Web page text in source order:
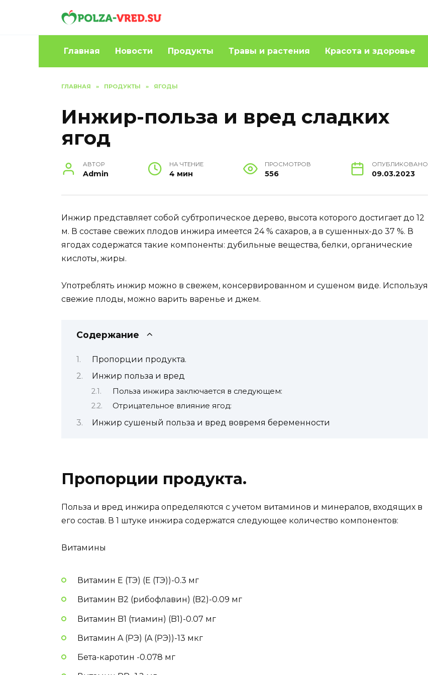
Главная Новости Продукты Травы и растения Красота и здоровье
ГЛАВНАЯ » ПРОДУКТЫ » ЯГОДЫ
Инжир-польза и вред сладких
ягод
АВТОР
Admin
НА ЧТЕНИЕ
4 мин
ПРОСМОТРОВ
556
ОПУБЛИКОВАНО
09.03.2023
Инжир представляет собой субтропическое дерево, высота которого достигает до 12
м. В составе свежих плодов инжира имеется 24 % сахаров, а в сушенных-до 37 %. В
ягодах содержатся такие компоненты: дубильные вещества, белки, органические
кислоты, жиры.
Употреблять инжир можно в свежем, консервированном и сушеном виде. Используя
свежие плоды, можно варить варенье и джем.
Содержание
Пропорции продукта.
Инжир польза и вред
Польза инжира заключается в следующем:
Отрицательное влияние ягод:
Инжир сушеный польза и вред вовремя беременности
Пропорции продукта.
Польза и вред инжира определяются с учетом витаминов и минералов, входящих в
его состав. В 1 штуке инжира содержатся следующее количество компонентов:
Витамины
Витамин E (ТЭ) (E (ТЭ))-0.3 мг
Витамин B2 (рибофлавин) (B2)-0.09 мг
Витамин B1 (тиамин) (B1)-0.07 мг
Витамин A (РЭ) (A (РЭ))-13 мкг
Бета-каротин -0.078 мг